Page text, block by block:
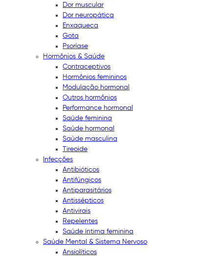
Dor muscular
Dor neuropática
Enxaqueca
Gota
Psoríase
Hormônios & Saúde
Contraceptivos
Hormônios femininos
Modulação hormonal
Outros hormônios
Performance hormonal
Saúde feminina
Saúde hormonal
Saúde masculina
Tireoide
Infecções
Antibióticos
Antifúngicos
Antiparasitários
Antissépticos
Antivirais
Repelentes
Saúde íntima feminina
Saúde Mental & Sistema Nervoso
Ansiolíticos